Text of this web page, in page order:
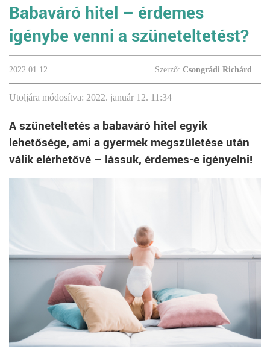
Babaváró hitel – érdemes
igénybe venni a szüneteltetést?
2022.01.12. Szerző: Csongrádi Richárd
Utoljára módosítva: 2022. január 12. 11:34
A szüneteltetés a babaváró hitel egyik
lehetősége, ami a gyermek megszületése után
válik elérhetővé – lássuk, érdemes-e igényelni!